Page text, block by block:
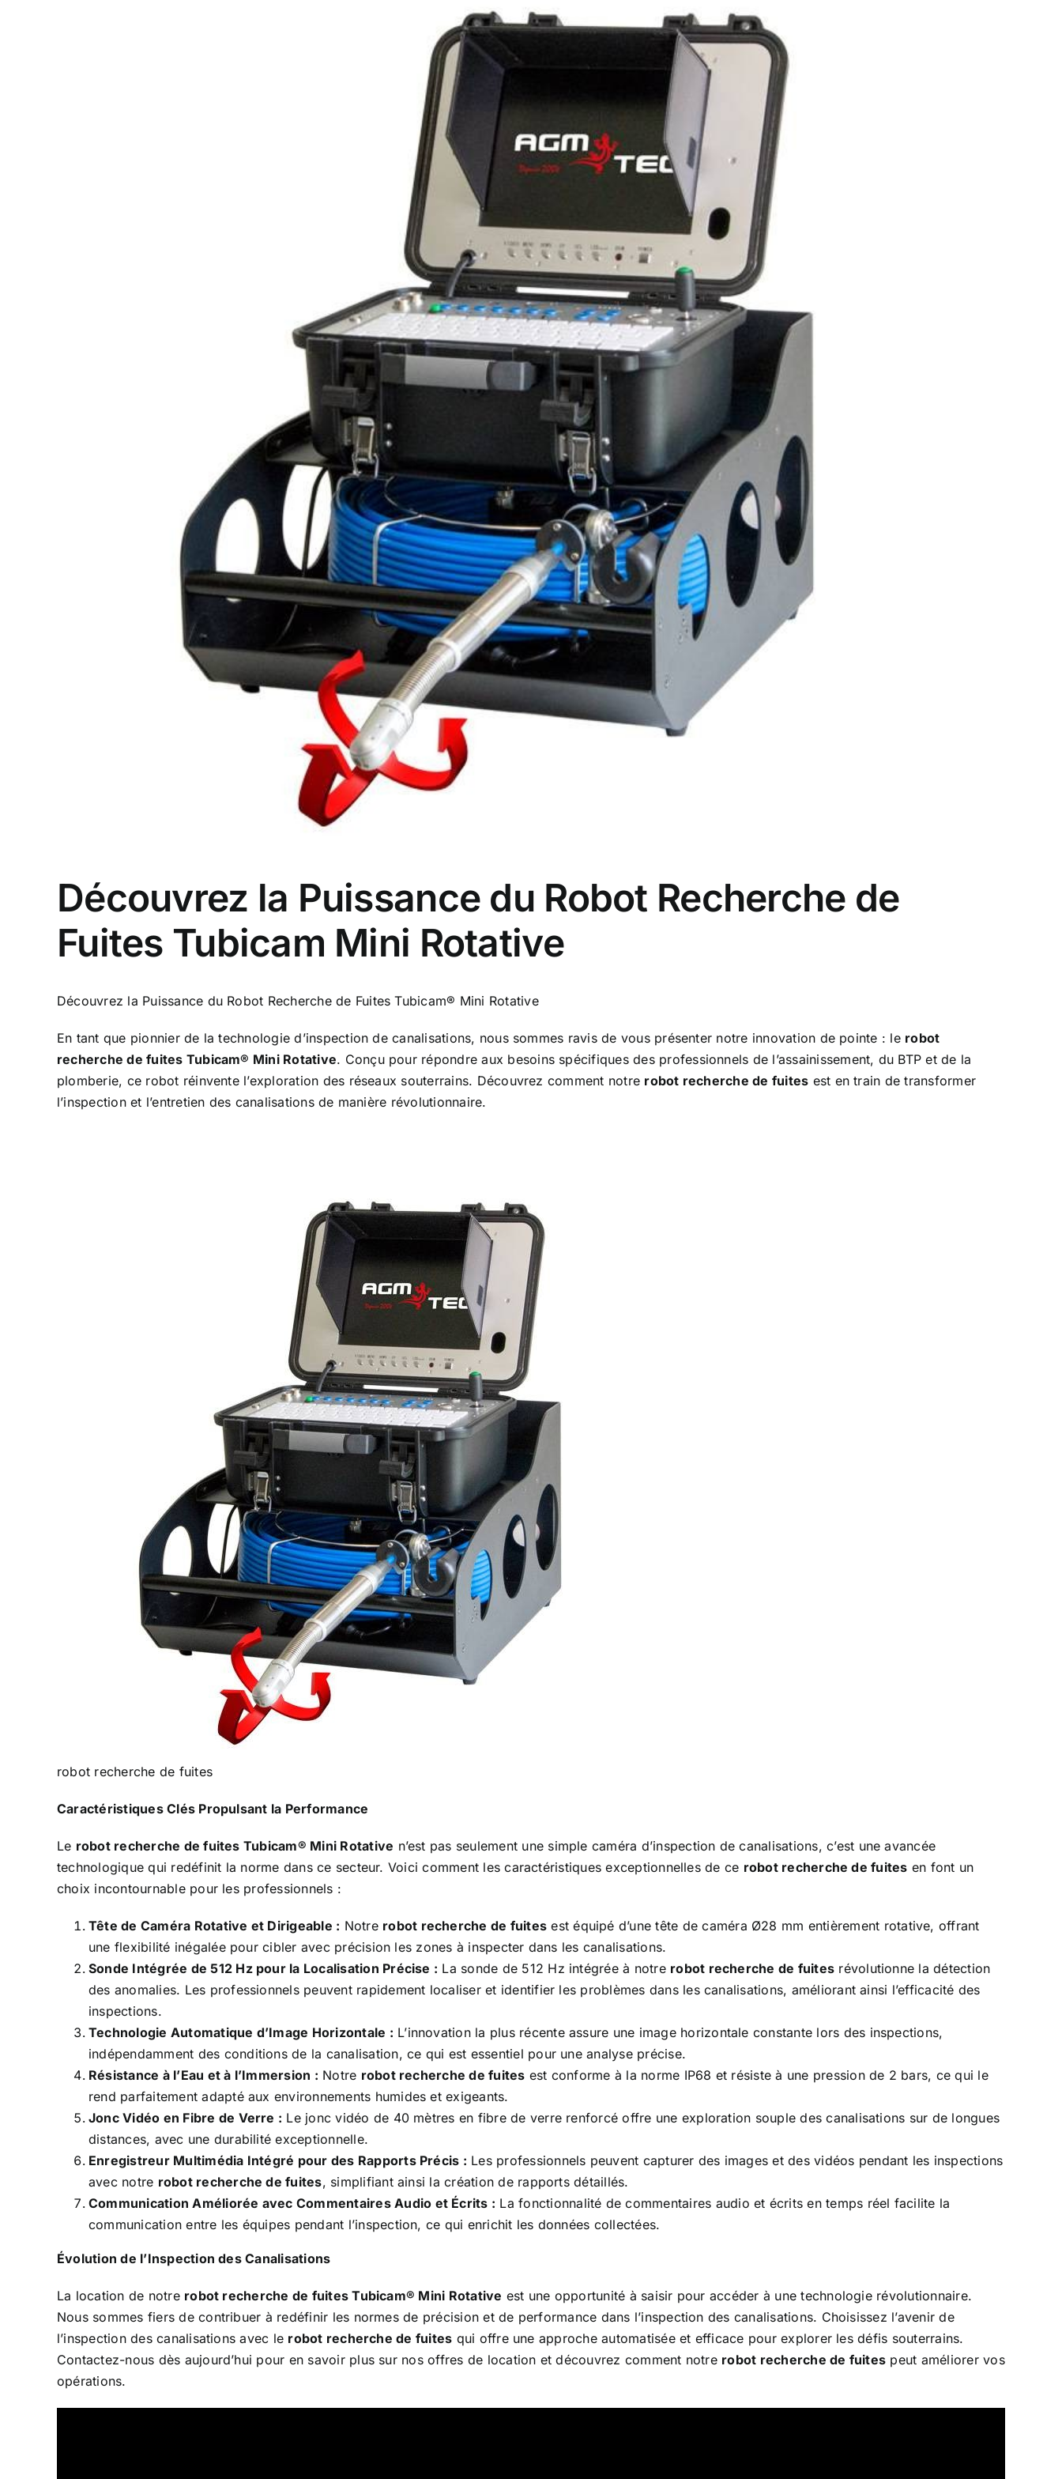
Découvrez la Puissance du Robot Recherche de
Fuites Tubicam Mini Rotative
Découvrez la Puissance du Robot Recherche de Fuites Tubicam® Mini Rotative
En tant que pionnier de la technologie d’inspection de canalisations, nous sommes ravis de vous présenter notre innovation de pointe : le robot
recherche de fuites Tubicam® Mini Rotative. Conçu pour répondre aux besoins spécifiques des professionnels de l’assainissement, du BTP et de la
plomberie, ce robot réinvente l’exploration des réseaux souterrains. Découvrez comment notre robot recherche de fuites est en train de transformer
l’inspection et l’entretien des canalisations de manière révolutionnaire.
robot recherche de fuites
Caractéristiques Clés Propulsant la Performance
Le robot recherche de fuites Tubicam® Mini Rotative n’est pas seulement une simple caméra d’inspection de canalisations, c’est une avancée
technologique qui redéfinit la norme dans ce secteur. Voici comment les caractéristiques exceptionnelles de ce robot recherche de fuites en font un
choix incontournable pour les professionnels :
Tête de Caméra Rotative et Dirigeable : Notre robot recherche de fuites est équipé d’une tête de caméra Ø28 mm entièrement rotative, offrant
une flexibilité inégalée pour cibler avec précision les zones à inspecter dans les canalisations.
Sonde Intégrée de 512 Hz pour la Localisation Précise : La sonde de 512 Hz intégrée à notre robot recherche de fuites révolutionne la détection
des anomalies. Les professionnels peuvent rapidement localiser et identifier les problèmes dans les canalisations, améliorant ainsi l’efficacité des
inspections.
Technologie Automatique d’Image Horizontale : L’innovation la plus récente assure une image horizontale constante lors des inspections,
indépendamment des conditions de la canalisation, ce qui est essentiel pour une analyse précise.
Résistance à l’Eau et à l’Immersion : Notre robot recherche de fuites est conforme à la norme IP68 et résiste à une pression de 2 bars, ce qui le
rend parfaitement adapté aux environnements humides et exigeants.
Jonc Vidéo en Fibre de Verre : Le jonc vidéo de 40 mètres en fibre de verre renforcé offre une exploration souple des canalisations sur de longues
distances, avec une durabilité exceptionnelle.
Enregistreur Multimédia Intégré pour des Rapports Précis : Les professionnels peuvent capturer des images et des vidéos pendant les inspections
avec notre robot recherche de fuites, simplifiant ainsi la création de rapports détaillés.
Communication Améliorée avec Commentaires Audio et Écrits : La fonctionnalité de commentaires audio et écrits en temps réel facilite la
communication entre les équipes pendant l’inspection, ce qui enrichit les données collectées.
Évolution de l’Inspection des Canalisations
La location de notre robot recherche de fuites Tubicam® Mini Rotative est une opportunité à saisir pour accéder à une technologie révolutionnaire.
Nous sommes fiers de contribuer à redéfinir les normes de précision et de performance dans l’inspection des canalisations. Choisissez l’avenir de
l’inspection des canalisations avec le robot recherche de fuites qui offre une approche automatisée et efficace pour explorer les défis souterrains.
Contactez-nous dès aujourd’hui pour en savoir plus sur nos offres de location et découvrez comment notre robot recherche de fuites peut améliorer vos
opérations.